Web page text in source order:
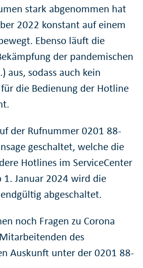
stark abgenommen hat
2022 konstant auf einem
Ebenso läuft die
der pandemischen
aus, sodass auch kein
die Bedienung der Hotline
der Rufnummer 0201 88-
geschaltet, welche die
Hotlines im ServiceCenter
1. Januar 2024 wird die
abgeschaltet.
noch Fragen zu Corona
des
Auskunft unter der 0201 88-